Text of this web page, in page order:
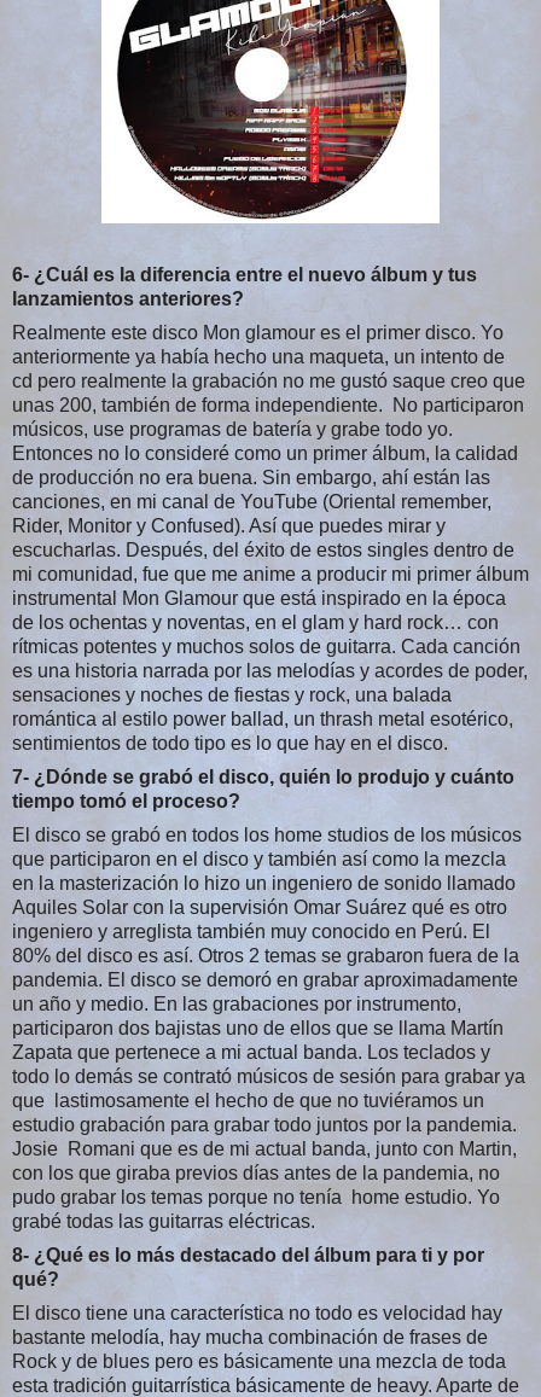
6- ¿Cuál es la diferencia entre el nuevo álbum y tus
lanzamientos anteriores?
Realmente este disco Mon glamour es el primer disco. Yo
anteriormente ya había hecho una maqueta, un intento de
cd pero realmente la grabación no me gustó saque creo que
unas 200, también de forma independiente. No participaron
músicos, use programas de batería y grabe todo yo.
Entonces no lo consideré como un primer álbum, la calidad
de producción no era buena. Sin embargo, ahí están las
canciones, en mi canal de YouTube (Oriental remember,
Rider, Monitor y Confused). Así que puedes mirar y
escucharlas. Después, del éxito de estos singles dentro de
mi comunidad, fue que me anime a producir mi primer álbum
instrumental Mon Glamour que está inspirado en la época
de los ochentas y noventas, en el glam y hard rock… con
rítmicas potentes y muchos solos de guitarra. Cada canción
es una historia narrada por las melodías y acordes de poder,
sensaciones y noches de fiestas y rock, una balada
romántica al estilo power ballad, un thrash metal esotérico,
sentimientos de todo tipo es lo que hay en el disco.
7- ¿Dónde se grabó el disco, quién lo produjo y cuánto
tiempo tomó el proceso?
El disco se grabó en todos los home studios de los músicos
que participaron en el disco y también así como la mezcla
en la masterización lo hizo un ingeniero de sonido llamado
Aquiles Solar con la supervisión Omar Suárez qué es otro
ingeniero y arreglista también muy conocido en Perú. El
80% del disco es así. Otros 2 temas se grabaron fuera de la
pandemia. El disco se demoró en grabar aproximadamente
un año y medio. En las grabaciones por instrumento,
participaron dos bajistas uno de ellos que se llama Martín
Zapata que pertenece a mi actual banda. Los teclados y
todo lo demás se contrató músicos de sesión para grabar ya
que lastimosamente el hecho de que no tuviéramos un
estudio grabación para grabar todo juntos por la pandemia.
Josie Romani que es de mi actual banda, junto con Martin,
con los que giraba previos días antes de la pandemia, no
pudo grabar los temas porque no tenía home estudio. Yo
grabé todas las guitarras eléctricas.
8- ¿Qué es lo más destacado del álbum para ti y por
qué?
El disco tiene una característica no todo es velocidad hay
bastante melodía, hay mucha combinación de frases de
Rock y de blues pero es básicamente una mezcla de toda
esta tradición guitarrística básicamente de heavy. Aparte de